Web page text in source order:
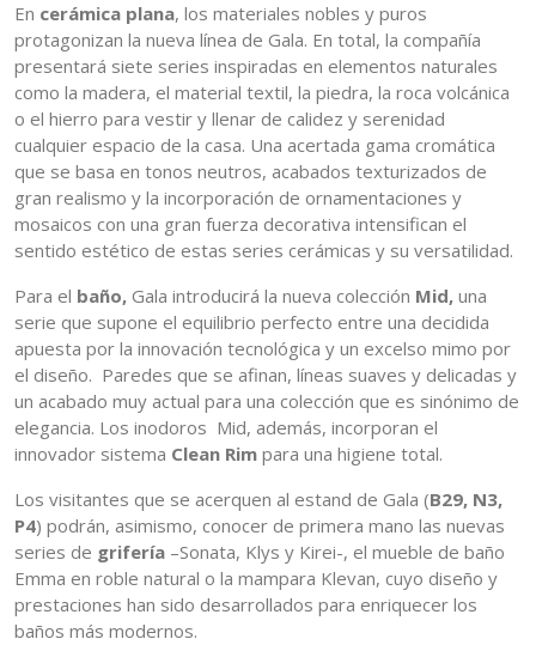
En cerámica plana, los materiales nobles y puros
protagonizan la nueva línea de Gala. En total, la compañía
presentará siete series inspiradas en elementos naturales
como la madera, el material textil, la piedra, la roca volcánica
o el hierro para vestir y llenar de calidez y serenidad
cualquier espacio de la casa. Una acertada gama cromática
que se basa en tonos neutros, acabados texturizados de
gran realismo y la incorporación de ornamentaciones y
mosaicos con una gran fuerza decorativa intensifican el
sentido estético de estas series cerámicas y su versatilidad.
Para el baño, Gala introducirá la nueva colección Mid, una
serie que supone el equilibrio perfecto entre una decidida
apuesta por la innovación tecnológica y un excelso mimo por
el diseño. Paredes que se afinan, líneas suaves y delicadas y
un acabado muy actual para una colección que es sinónimo de
elegancia. Los inodoros Mid, además, incorporan el
innovador sistema Clean Rim para una higiene total.
Los visitantes que se acerquen al estand de Gala (B29, N3,
P4) podrán, asimismo, conocer de primera mano las nuevas
series de grifería –Sonata, Klys y Kirei-, el mueble de baño
Emma en roble natural o la mampara Klevan, cuyo diseño y
prestaciones han sido desarrollados para enriquecer los
baños más modernos.